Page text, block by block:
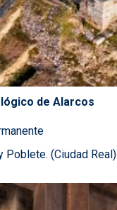
de Alarcos
Poblete. (Ciudad Real)